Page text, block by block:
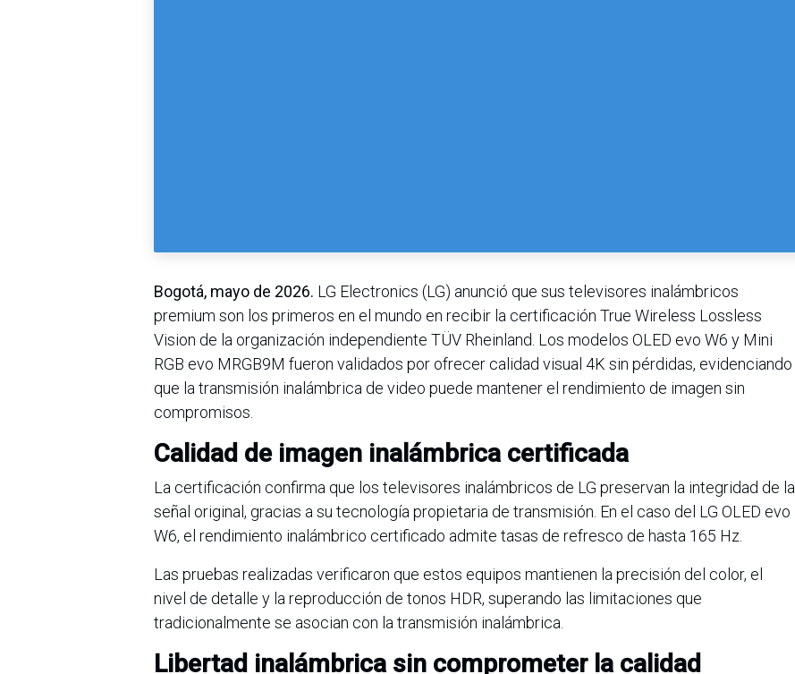
Bogotá, mayo de 2026. LG Electronics (LG) anunció que sus televisores inalámbricos
premium son los primeros en el mundo en recibir la certificación True Wireless Lossless
Vision de la organización independiente TÜV Rheinland. Los modelos OLED evo W6 y Mini
RGB evo MRGB9M fueron validados por ofrecer calidad visual 4K sin pérdidas, evidenciando
que la transmisión inalámbrica de video puede mantener el rendimiento de imagen sin
compromisos.
Calidad de imagen inalámbrica certificada
La certificación confirma que los televisores inalámbricos de LG preservan la integridad de la
señal original, gracias a su tecnología propietaria de transmisión. En el caso del LG OLED evo
W6, el rendimiento inalámbrico certificado admite tasas de refresco de hasta 165 Hz.
Las pruebas realizadas verificaron que estos equipos mantienen la precisión del color, el
nivel de detalle y la reproducción de tonos HDR, superando las limitaciones que
tradicionalmente se asocian con la transmisión inalámbrica.
Libertad inalámbrica sin comprometer la calidad